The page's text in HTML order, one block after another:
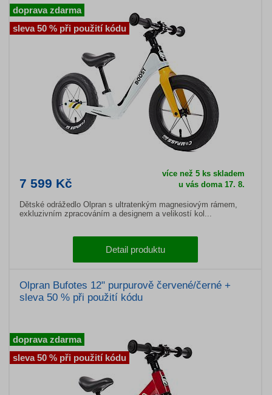
7 599 Kč
více než 5 ks skladem
u vás doma 17. 8.
Dětské odrážedlo Olpran s ultratenkým magnesiovým rámem,
exkluzivním zpracováním a designem a velikostí kol...
Detail produktu
doprava zdarma
sleva 50 % při použití kódu
Olpran Bufotes 12" purpurově červené/černé +
sleva 50 % při použití kódu
doprava zdarma
sleva 50 % při použití kódu